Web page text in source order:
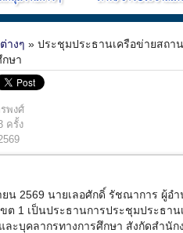
างๆ » ประชุมประธานเครือข่ายสถ
ษา
พงศ์
ครั้ง
น 2569 นายเลอศักดิ์ รัชณาการ ผู้อ
ต 1 เป็นประธานการประชุมประธา
ละบุคลากรทางการศึกษา สังกัดสำนัก